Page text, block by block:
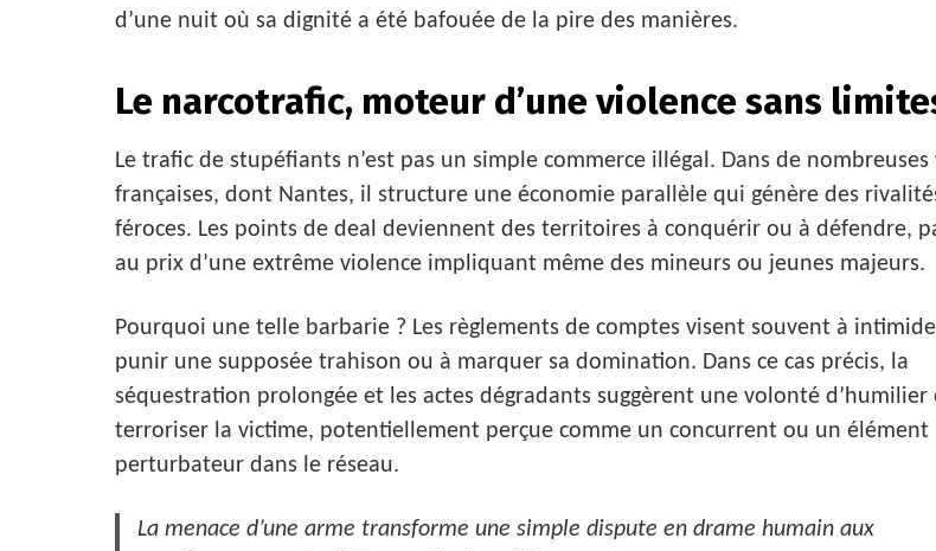
d’une nuit où sa dignité a été bafouée de la pire des manières.
Le narcotrafic, moteur d’une violence sans
Le trafic de stupéfiants n’est pas un simple commerce illégal. Dans de nombreuses
françaises, dont Nantes, il structure une économie parallèle qui génère des
féroces. Les points de deal deviennent des territoires à conquérir ou à défendre,
au prix d’une extrême violence impliquant même des mineurs ou jeunes majeurs.
Pourquoi une telle barbarie ? Les règlements de comptes visent souvent à
punir une supposée trahison ou à marquer sa domination. Dans ce cas précis, la
séquestration prolongée et les actes dégradants suggèrent une volonté d’humilier
terroriser la victime, potentiellement perçue comme un concurrent ou un élément
perturbateur dans le réseau.
La menace d’une arme transforme une simple dispute en drame humain aux